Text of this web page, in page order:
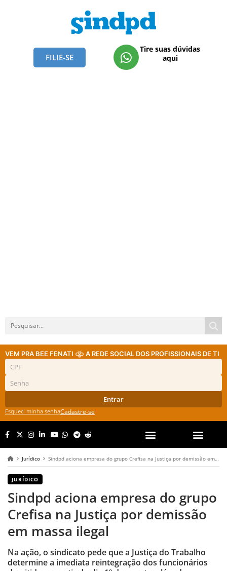
FILIE-SE
Tire suas dúvidas
aqui
VEM PRA BEE FENATI A REDE SOCIAL DOS PROFISSIONAIS DE TI
Entrar
Esqueci minha senhaCadastre-se
Jurídico Sindpd aciona empresa do grupo Crefisa na Justiça por demissão em massa ilegal
JURÍDICO
Sindpd aciona empresa do grupo
Crefisa na Justiça por demissão
em massa ilegal
Na ação, o sindicato pede que a Justiça do Trabalho
determine a imediata reintegração dos funcionários